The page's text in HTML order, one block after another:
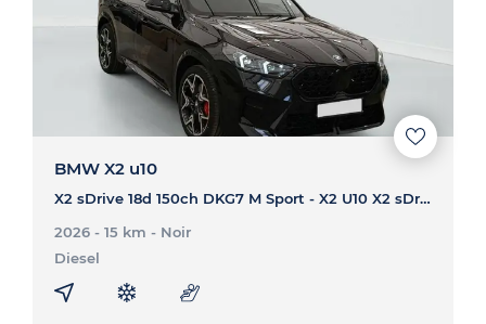
BMW X2 u10
X2 sDrive 18d 150ch DKG7 M Sport - X2 U10 X2 sDrive 18d 150ch DKG7 M Sport
2026 - 15 km - Noir
Diesel